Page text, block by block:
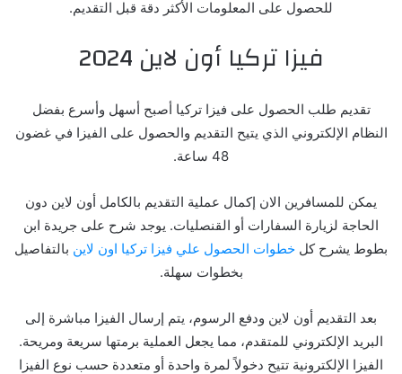
للحصول على المعلومات الأكثر دقة قبل التقديم.
فيزا تركيا أون لاين 2024
تقديم طلب الحصول على فيزا تركيا أصبح أسهل وأسرع بفضل
النظام الإلكتروني الذي يتيح التقديم والحصول على الفيزا في غضون
48 ساعة.
يمكن للمسافرين الان إكمال عملية التقديم بالكامل أون لاين دون
الحاجة لزيارة السفارات أو القنصليات. يوجد شرح على جريدة ابن
بطوط يشرح كل خطوات الحصول علي فيزا تركيا اون لاين بالتفاصيل
بخطوات سهلة.
بعد التقديم أون لاين ودفع الرسوم، يتم إرسال الفيزا مباشرة إلى
البريد الإلكتروني للمتقدم، مما يجعل العملية برمتها سريعة ومريحة.
الفيزا الإلكترونية تتيح دخولاً لمرة واحدة أو متعددة حسب نوع الفيزا